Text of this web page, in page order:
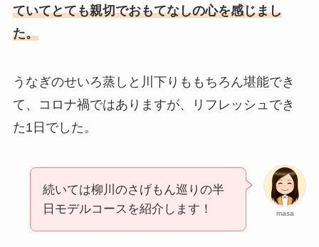
ていてとても親切でおもてなしの心を感じまし
た。
うなぎのせいろ蒸しと川下りももちろん堪能でき
て、コロナ禍ではありますが、リフレッシュでき
た1日でした。
masa
続いては柳川のさげもん巡りの半
日モデルコースを紹介します！